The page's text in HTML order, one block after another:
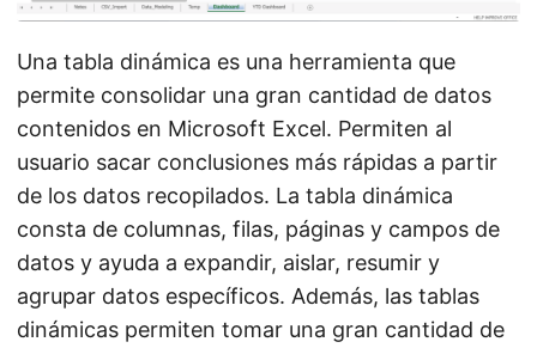
Una tabla dinámica es una herramienta que
permite consolidar una gran cantidad de datos
contenidos en Microsoft Excel. Permiten al
usuario sacar conclusiones más rápidas a partir
de los datos recopilados. La tabla dinámica
consta de columnas, filas, páginas y campos de
datos y ayuda a expandir, aislar, resumir y
agrupar datos específicos. Además, las tablas
dinámicas permiten tomar una gran cantidad de